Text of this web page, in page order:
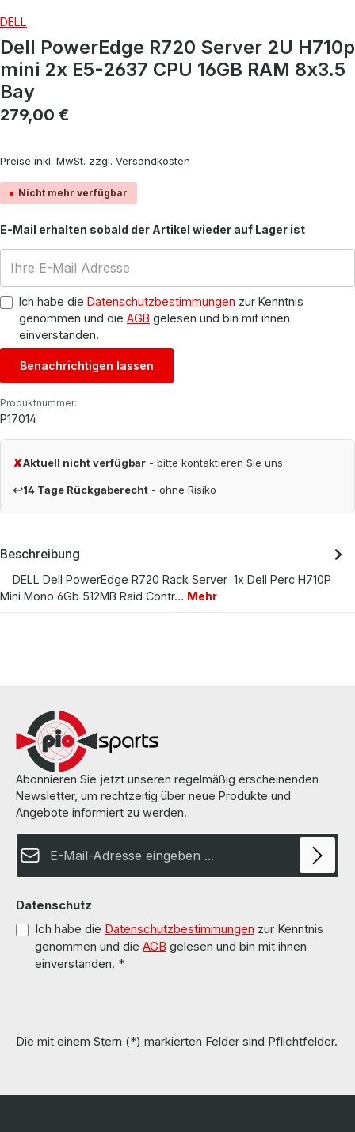
DELL
Dell PowerEdge R720 Server 2U H710p
mini 2x E5-2637 CPU 16GB RAM 8x3.5
Bay
Regulärer Preis:
279,00 €
Preise inkl. MwSt. zzgl. Versandkosten
Nicht mehr verfügbar
E-Mail erhalten sobald der Artikel wieder auf Lager ist
Ich habe die Datenschutzbestimmungen zur Kenntnis
genommen und die AGB gelesen und bin mit ihnen
einverstanden.
Benachrichtigen lassen
Produktnummer:
P17014
✘Aktuell nicht verfügbar - bitte kontaktieren Sie uns
↩14 Tage Rückgaberecht - ohne Risiko
Beschreibung
DELL Dell PowerEdge R720 Rack Server 1x Dell Perc H710P
Mini Mono 6Gb 512MB Raid Contr… Mehr
Abonnieren Sie jetzt unseren regelmäßig erscheinenden
Newsletter, um rechtzeitig über neue Produkte und
Angebote informiert zu werden.
Datenschutz
Ich habe die Datenschutzbestimmungen zur Kenntnis
genommen und die AGB gelesen und bin mit ihnen
einverstanden. *
Die mit einem Stern (*) markierten Felder sind Pflichtfelder.